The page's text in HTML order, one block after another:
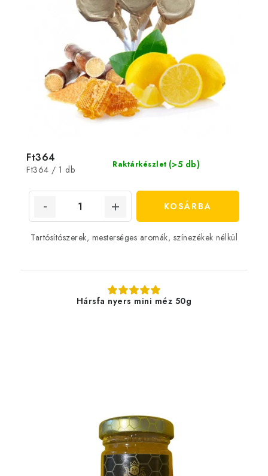
Raktárkészlet (>5 db)
Ft364
Egységár:
Ft364 / 1 db
KOSÁRBA
Tartósítószerek, mesterséges aromák, színezékek nélkül
Hársfa nyers mini méz 50g